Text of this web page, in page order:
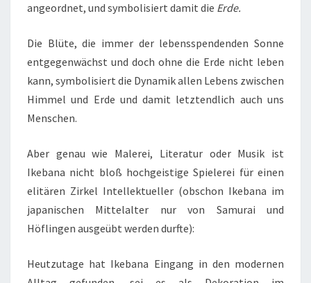
angeordnet, und symbolisiert damit die Erde.
Die Blüte, die immer der lebensspendenden Sonne
entgegenwächst und doch ohne die Erde nicht leben
kann, symbolisiert die Dynamik allen Lebens zwischen
Himmel und Erde und damit letztendlich auch uns
Menschen.
Aber genau wie Malerei, Literatur oder Musik ist
Ikebana nicht bloß hochgeistige Spielerei für einen
elitären Zirkel Intellektueller (obschon Ikebana im
japanischen Mittelalter nur von Samurai und
Höflingen ausgeübt werden durfte):
Heutzutage hat Ikebana Eingang in den modernen